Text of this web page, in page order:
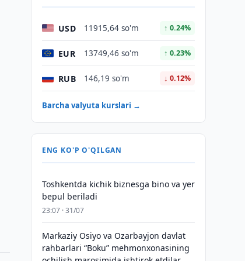
USD 11915,64 so'm ↑ 0.24%
EUR 13749,46 so'm ↑ 0.23%
RUB 146,19 so'm ↓ 0.12%
Barcha valyuta kurslari →
ENG KO'P O'QILGAN
Toshkentda kichik biznesga bino va yer
bepul beriladi
23:07 · 31/07
Markaziy Osiyo va Ozarbayjon davlat
rahbarlari “Boku” mehmonxonasining